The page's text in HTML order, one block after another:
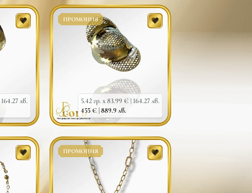
164.27 лв.
ПРОМОЦИЯ
5.42 гр. x 83.99 € | 164.27 лв.
455 € |889.9 лв.
ПРОМОЦИЯ